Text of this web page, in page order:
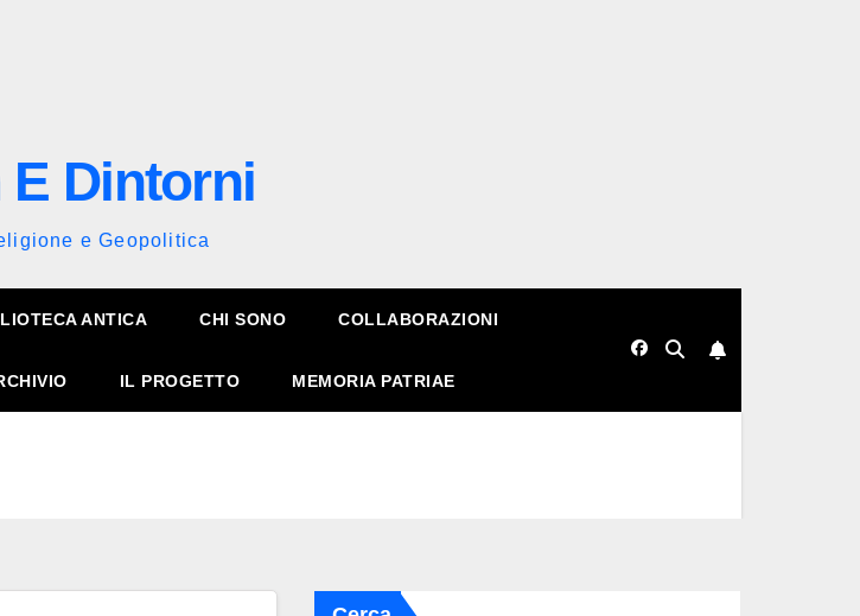
E Dintorni
e Geopolitica
ANTICA CHI SONO COLLABORAZIONI
IL PROGETTO MEMORIA PATRIAE